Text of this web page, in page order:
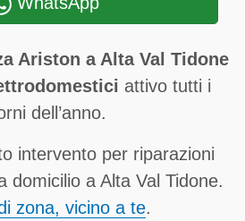
Ariston a Alta Val Tidone
attivo tutti i
dell’anno.
intervento per riparazioni
domicilio a Alta Val Tidone.
zona, vicino a te.